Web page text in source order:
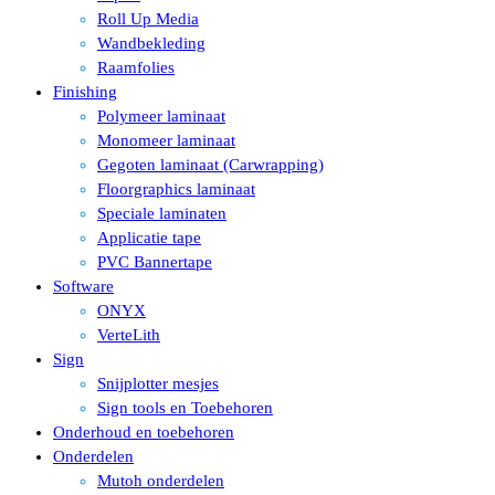
Roll Up Media
Wandbekleding
Raamfolies
Finishing
Polymeer laminaat
Monomeer laminaat
Gegoten laminaat (Carwrapping)
Floorgraphics laminaat
Speciale laminaten
Applicatie tape
PVC Bannertape
Software
ONYX
VerteLith
Sign
Snijplotter mesjes
Sign tools en Toebehoren
Onderhoud en toebehoren
Onderdelen
Mutoh onderdelen